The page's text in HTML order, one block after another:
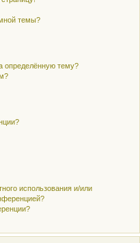
темы?
определённую тему?
использования и/или